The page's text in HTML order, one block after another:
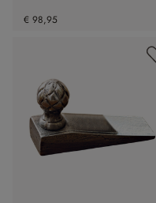
€ 98,95